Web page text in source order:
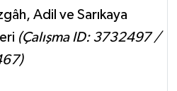
Adil ve Sarıkaya
(Çalışma ID: 3732497 /